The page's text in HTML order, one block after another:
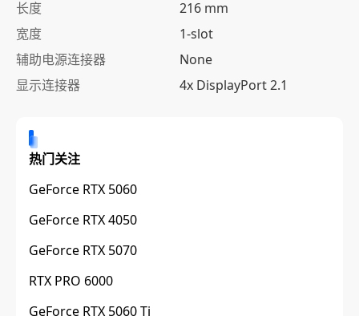
长度
216 mm
宽度
1-slot
辅助电源连接器
None
显示连接器
4x DisplayPort 2.1
热门关注
GeForce RTX 5060
GeForce RTX 4050
GeForce RTX 5070
RTX PRO 6000
GeForce RTX 5060 Ti